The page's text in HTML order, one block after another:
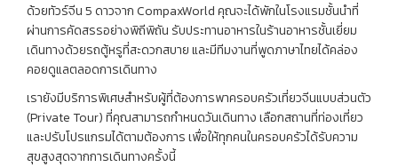
ด้วยทัวร์จีน 5 ดาวจาก CompaxWorld คุณจะได้พักในโรงแรมชั้นนำที่
ผ่านการคัดสรรอย่างพิถีพิถัน รับประทานอาหารในร้านอาหารชั้นเยี่ยม
เดินทางด้วยรถตู้หรูที่สะดวกสบาย และมีทีมงานที่พูดภาษาไทยได้คล่อง
คอยดูแลตลอดการเดินทาง
เรายังมีบริการพิเศษสำหรับผู้ที่ต้องการพาครอบครัวเที่ยวจีนแบบส่วนตัว
(Private Tour) ที่คุณสามารถกำหนดวันเดินทาง เลือกสถานที่ท่องเที่ยว
และปรับโปรแกรมได้ตามต้องการ เพื่อให้ทุกคนในครอบครัวได้รับความ
สุขสูงสุดจากการเดินทางครั้งนี้